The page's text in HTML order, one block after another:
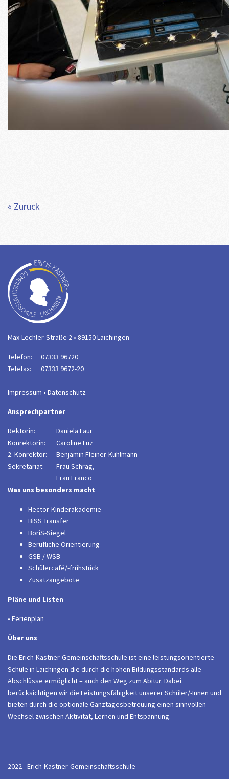
« Zurück
Max-Lechler-Straße 2 • 89150 Laichingen
Telefon:
07333 96720
Telefax:
07333 9672-20
Impressum • Datenschutz
Ansprechpartner
Rektorin:
Daniela Laur
Konrektorin:
Caroline Luz
2. Konrektor:
Benjamin Fleiner-Kuhlmann
Sekretariat:
Frau Schrag,
Frau Franco
Was uns besonders macht
Hector-Kinderakademie
BiSS Transfer
BoriS-Siegel
Berufliche Orientierung
GSB / WSB
Schülercafé/-frühstück
Zusatzangebote
Pläne und Listen
• Ferienplan
Über uns
Die Erich-Kästner-Gemeinschaftsschule ist eine leistungsorientierte
Schule in Laichingen die durch die hohen Bildungsstandards alle
Abschlüsse ermöglicht – auch den Weg zum Abitur. Dabei
berücksichtigen wir die Leistungsfähigkeit unserer Schüler/-Innen und
bieten durch die optionale Ganztagesbetreuung einen sinnvollen
Wechsel zwischen Aktivität, Lernen und Entspannung.
2022 - Erich-Kästner-Gemeinschaftsschule